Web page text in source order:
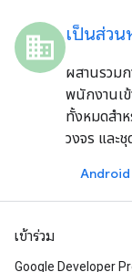
domain เป็นส่ว
ผสานรวม
พนักงานเ
ทั้งหมดสำ
วงจร และ
เข้าร่วม
Google Developer